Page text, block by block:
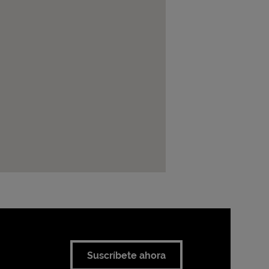
Suscríbete ahora